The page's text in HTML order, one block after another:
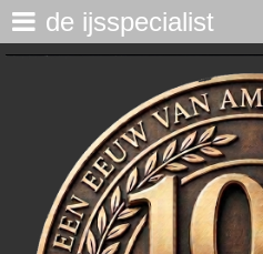
nieuws
lunchroom
de ijsspecialist